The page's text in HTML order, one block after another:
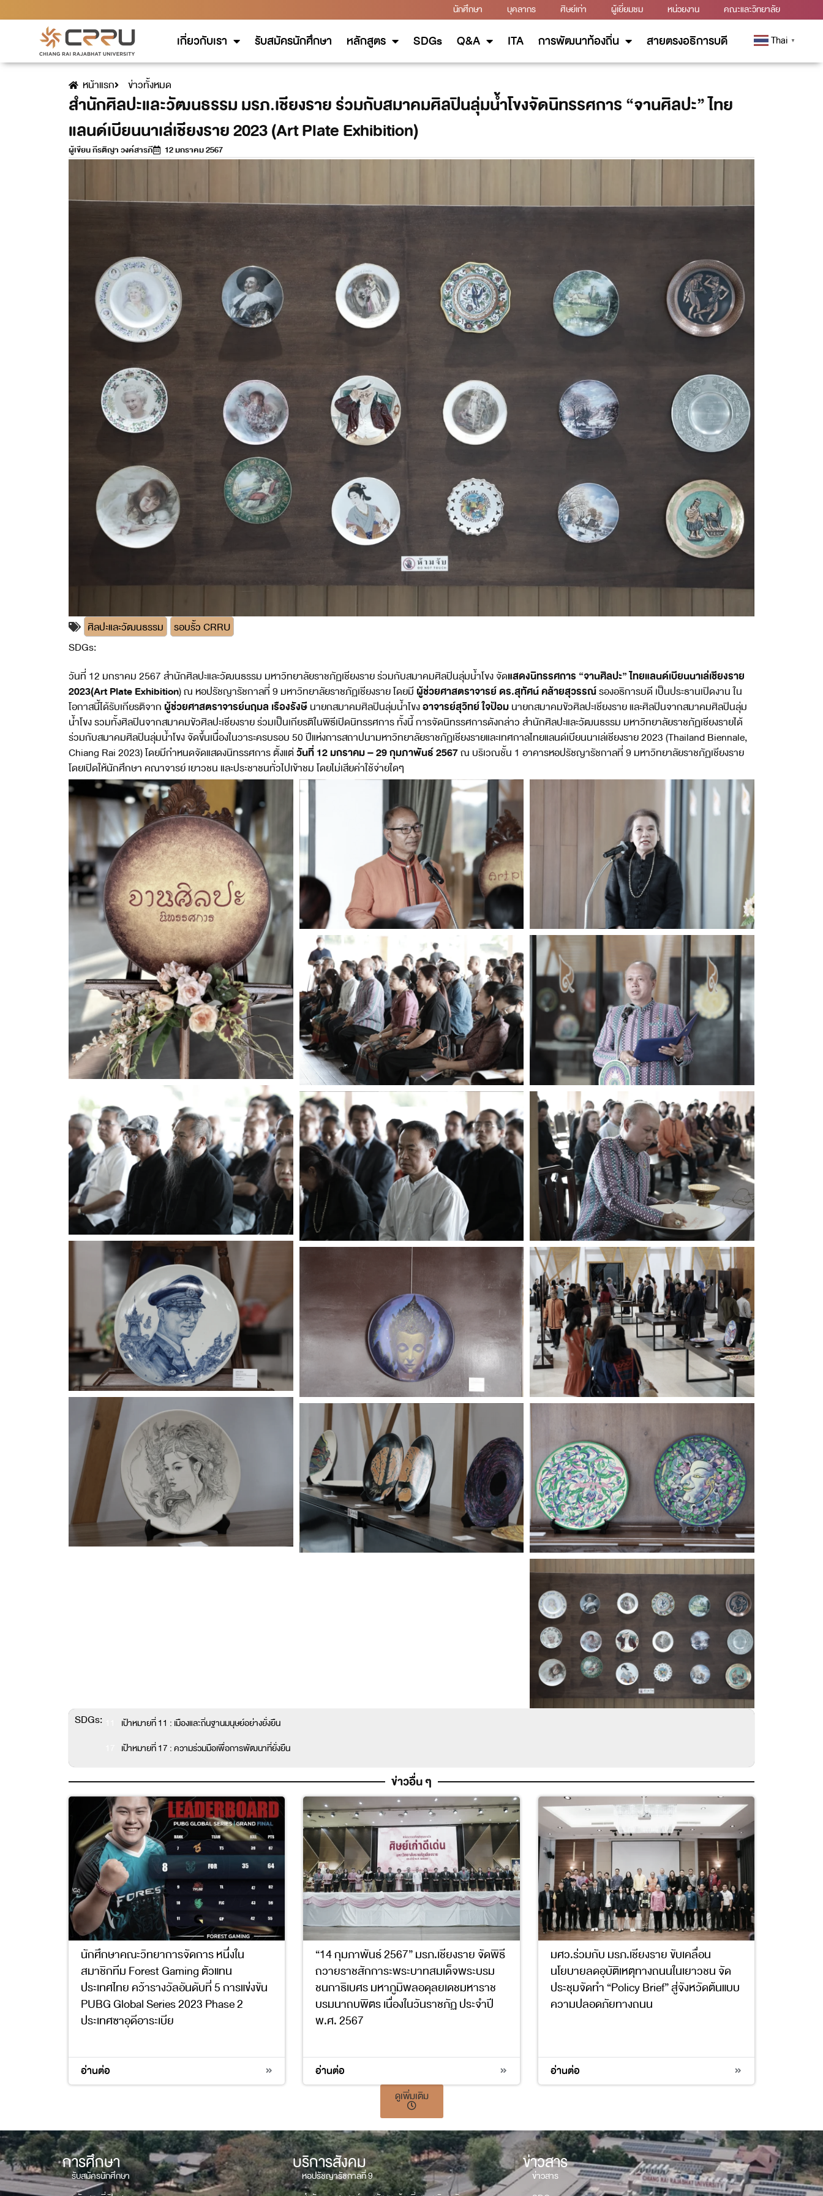
นักศึกษา บุคลากร ศิษย์เก่า ผู้เยี่ยมชม หน่วยงาน คณะและวิทยาลัย
เกี่ยวกับเรา รับสมัครนักศึกษา หลักสูตร SDGs Q&A ITA การพัฒนาท้องถิ่น สายตรงอธิการบดี Thai ▼
หน้าแรก ข่าวทั้งหมด
สำนักศิลปะและวัฒนธรรม มรภ.เชียงราย ร่วมกับสมาคมศิลปินลุ่มน้ำโขงจัดนิทรรศการ “จานศิลปะ” ไทย
แลนด์เบียนนาเล่เชียงราย 2023 (Art Plate Exhibition)
ผู้เขียนกีรติญา วงค์สารภี 12 มกราคม 2567
ศิลปะและวัฒนธรรม
รอบรั้ว CRRU
SDGs:
วันที่ 12 มกราคม 2567 สำนักศิลปะและวัฒนธรรม มหาวิทยาลัยราชภัฏเชียงราย ร่วมกับสมาคมศิลปินลุ่มน้ำโขง จัดแสดงนิทรรศการ “จานศิลปะ”ไทยแลนด์เบียนนาเล่เชียงราย
2023(Art Plate Exhibition) ณ หอปรัชญารัชกาลที่ 9 มหาวิทยาลัยราชภัฏเชียงราย โดยมีผู้ช่วยศาสตราจารย์ ดร.สุทัศน์ คล้ายสุวรรณ์รองอธิการบดี เป็นประธานเปิดงาน ใน
โอกาสนี้ได้รับเกียรติจากผู้ช่วยศาสตราจารย์นฤมล เรืองรังษีนายกสมาคมศิลปินลุ่มน้ำโขงอาจารย์สุวิทย์ ใจป้อมนายกสมาคมขัวศิลปะเชียงราย และศิลปินจากสมาคมศิลปินลุ่ม
น้ำโขง รวมทั้งศิลปินจากสมาคมขัวศิลปะเชียงราย ร่วมเป็นเกียรติในพิธีเปิดนิทรรศการ ทั้งนี้ การจัดนิทรรศการดังกล่าว สำนักศิลปะและวัฒนธรรม มหาวิทยาลัยราชภัฏเชียงรายได้
ร่วมกับสมาคมศิลปินลุ่มน้ำโขง จัดขึ้นเนื่องในวาระครบรอบ 50 ปีแห่งการสถาปนามหาวิทยาลัยราชภัฏเชียงรายและเทศกาลไทยแลนด์เบียนนาเล่เชียงราย 2023 (Thailand Biennale,
Chiang Rai 2023) โดยมีกำหนดจัดแสดงนิทรรศการ ตั้งแต่วันที่ 12 มกราคม – 29 กุมภาพันธ์ 2567ณ บริเวณชั้น 1 อาคารหอปรัชญารัชกาลที่ 9 มหาวิทยาลัยราชภัฏเชียงราย
โดยเปิดให้นักศึกษา คณาจารย์ เยาวชน และประชาชนทั่วไปเข้าชม โดยไม่เสียค่าใช้จ่ายใดๆ
SDGs:
เป้าหมายที่ 11 : เมืองและถิ่นฐานมนุษย์อย่างยั่งยืน
เป้าหมายที่ 17 : ความร่วมมือเพื่อการพัฒนาที่ยั่งยืน
ข่าวอื่น ๆ
นักศึกษาคณะวิทยาการจัดการ หนึ่งใน
สมาชิกทีม Forest Gaming ตัวแทน
ประเทศไทย คว้ารางวัลอันดับที่ 5 การแข่งขัน
PUBG Global Series 2023 Phase 2
ประเทศซาอุดีอาระเบีย
อ่านต่อ
“14 กุมภาพันธ์ 2567” มรภ.เชียงราย จัดพิธี
ถวายราชสักการะพระบาทสมเด็จพระบรม
ชนกาธิเบศร มหาภูมิพลอดุลยเดชมหาราช
บรมนาถบพิตร เนื่องในวันราชภัฏ ประจำปี
พ.ศ. 2567
อ่านต่อ
มศว.ร่วมกับ มรภ.เชียงราย ขับเคลื่อน
นโยบายลดอุบัติเหตุทางถนนในเยาวชน จัด
ประชุมจัดทำ “Policy Brief” สู่จังหวัดต้นแบบ
ความปลอดภัยทางถนน
อ่านต่อ
ดูเพิ่มเติม
การศึกษา
รับสมัครนักศึกษา
บริการสังคม
หอปรัชญารัชกาลที่ 9
ข่าวสาร
ข่าวสาร